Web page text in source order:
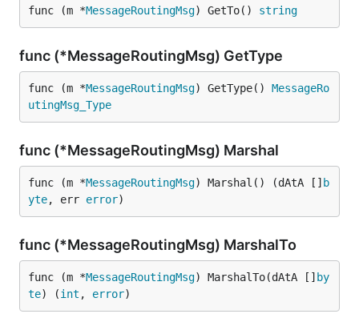
func (m *MessageRoutingMsg) GetTo() string
func (*MessageRoutingMsg) GetType
func (m *MessageRoutingMsg) GetType() MessageRo
utingMsg_Type
func (*MessageRoutingMsg) Marshal
func (m *MessageRoutingMsg) Marshal() (dAtA [] b
yte, err error)
func (*MessageRoutingMsg) MarshalTo
func (m *MessageRoutingMsg) MarshalTo(dAtA [] by
te) (int , error)